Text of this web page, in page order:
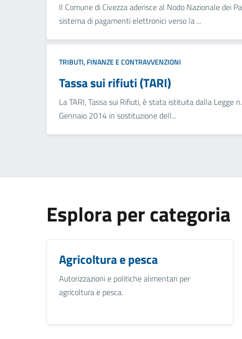
Il Comune di Civezza aderisce al Nodo Nazionale dei
sistema di pagamenti elettronici verso la ...
TRIBUTI, FINANZE E CONTRAVVENZIONI
Tassa sui rifiuti (TARI)
La TARI, Tassa sui Rifiuti, è stata istituita dalla Legge
Gennaio 2014 in sostituzione dell...
Esplora per categoria
Agricoltura e pesca
Autorizzazioni e politiche alimentari per
agricoltura e pesca.